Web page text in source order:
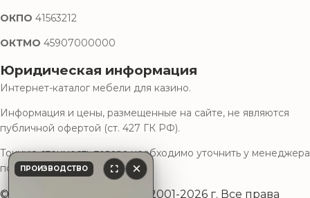
ОКПО 41563212
ОКТМО 45907000000
Юридическая информация
Интернет-каталог мебели для казино.
Информация и цены, размещенные на сайте, не являются
публичной офертой (ст. 427 ГК РФ).
Точную стоимость товара необходимо уточнить у менеджера
по телефону.
© ООО «ПКФ»АйДжиСи» 2001-2026 г. Все права
ПРОИЗВОДСТВО ×